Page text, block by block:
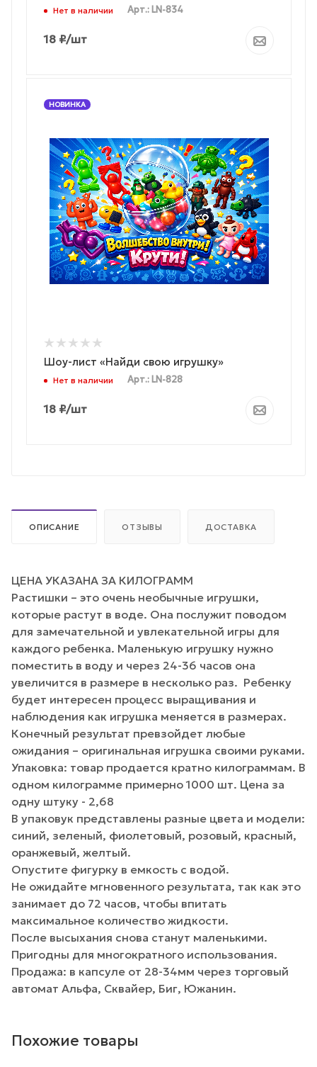
Нет в наличии Арт.: LN-834
18 ₽/шт
НОВИНКА
Шоу-лист «Найди свою игрушку»
Нет в наличии Арт.: LN-828
18 ₽/шт
ОПИСАНИЕ ОТЗЫВЫ ДОСТАВКА
ЦЕНА УКАЗАНА ЗА КИЛОГРАММ
Растишки – это очень необычные игрушки,
которые растут в воде. Она послужит поводом
для замечательной и увлекательной игры для
каждого ребенка. Маленькую игрушку нужно
поместить в воду и через 24-36 часов она
увеличится в размере в несколько раз. Ребенку
будет интересен процесс выращивания и
наблюдения как игрушка меняется в размерах.
Конечный результат превзойдет любые
ожидания – оригинальная игрушка своими руками.
Упаковка: товар продается кратно килограммам. В
одном килограмме примерно 1000 шт. Цена за
одну штуку - 2,68
В упаковук представлены разные цвета и модели:
синий, зеленый, фиолетовый, розовый, красный,
оранжевый, желтый.
Опустите фигурку в емкость с водой.
Не ожидайте мгновенного результата, так как это
занимает до 72 часов, чтобы впитать
максимальное количество жидкости.
После высыхания снова станут маленькими.
Пригодны для многократного использования.
Продажа: в капсуле от 28-34мм через торговый
автомат Альфа, Сквайер, Биг, Южанин.
Похожие товары